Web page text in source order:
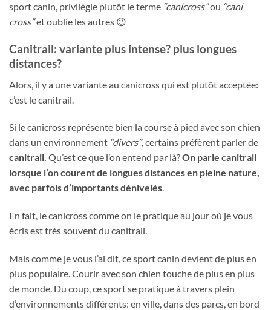
sport canin, privilégie plutôt le terme “canicross”ou “cani
cross”et oublie les autres 😉
Canitrail: variante plus intense? plus longues
distances?
Alors, il y a une variante au canicross qui est plutôt acceptée:
c’est le canitrail.
Si le canicross représente bien la course à pied avec son chien
dans un environnement “divers”, certains préfèrent parler de
canitrail. Qu’est ce que l’on entend par là?On parle canitrail
lorsque l’on courent de longues distances en pleine nature,
avec parfois d’importants dénivelés.
En fait, le canicross comme on le pratique au jour où je vous
écris est très souvent du canitrail.
Mais comme je vous l’ai dit, ce sport canin devient de plus en
plus populaire. Courir avec son chien touche de plus en plus
de monde. Du coup, ce sport se pratique à travers plein
d’environnements différents: en ville, dans des parcs, en bord